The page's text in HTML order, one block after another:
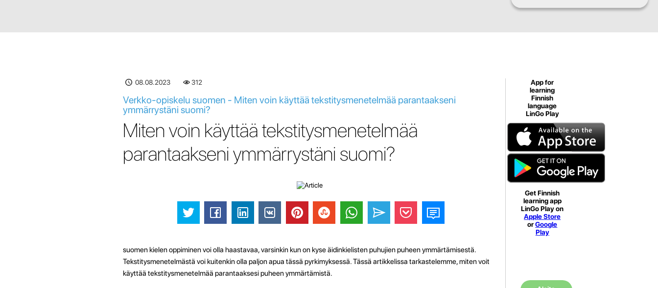
08.08.2023 312
Verkko-opiskelu suomen - Miten voin käyttää tekstitysmenetelmää parantaakseni
ymmärrystäni suomi?
Miten voin käyttää tekstitysmenetelmää
parantaakseni ymmärrystäni suomi?
suomen kielen oppiminen voi olla haastavaa, varsinkin kun on kyse äidinkielisten puhujien puheen ymmärtämisestä.
Tekstitysmenetelmästä voi kuitenkin olla paljon apua tässä pyrkimyksessä. Tässä artikkelissa tarkastelemme, miten voit
käyttää tekstitysmenetelmää parantaaksesi puheen ymmärtämistä.
App for
learning
Finnish
language
LinGo Play
Get Finnish
learning app
LinGo Play on
Apple Store
orGoogle
Play